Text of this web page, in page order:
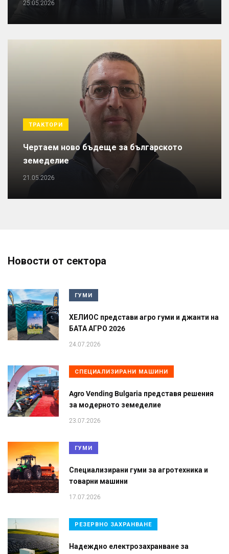
25.05.2026
ТРАКТОРИ
Чертаем ново бъдеще за българското
земеделие
21.05.2026
Новости от сектора
ГУМИ
ХЕЛИОС представи агро гуми и джанти на
БАТА АГРО 2026
24.07.2026
СПЕЦИАЛИЗИРАНИ МАШИНИ
Agro Vending Bulgaria представя решения
за модерното земеделие
23.07.2026
ГУМИ
Специализирани гуми за агротехника и
товарни машини
17.07.2026
РЕЗЕРВНО ЗАХРАНВАНЕ
Надеждно електрозахранване за